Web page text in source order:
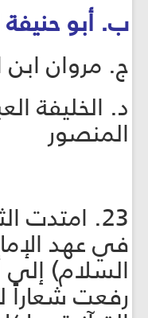
ب. أبو حنيفة
ج. مروان ابن
د. الخليفة
المنصور
23. امتدت
في عهد
السلام)
رفعت شعاراً